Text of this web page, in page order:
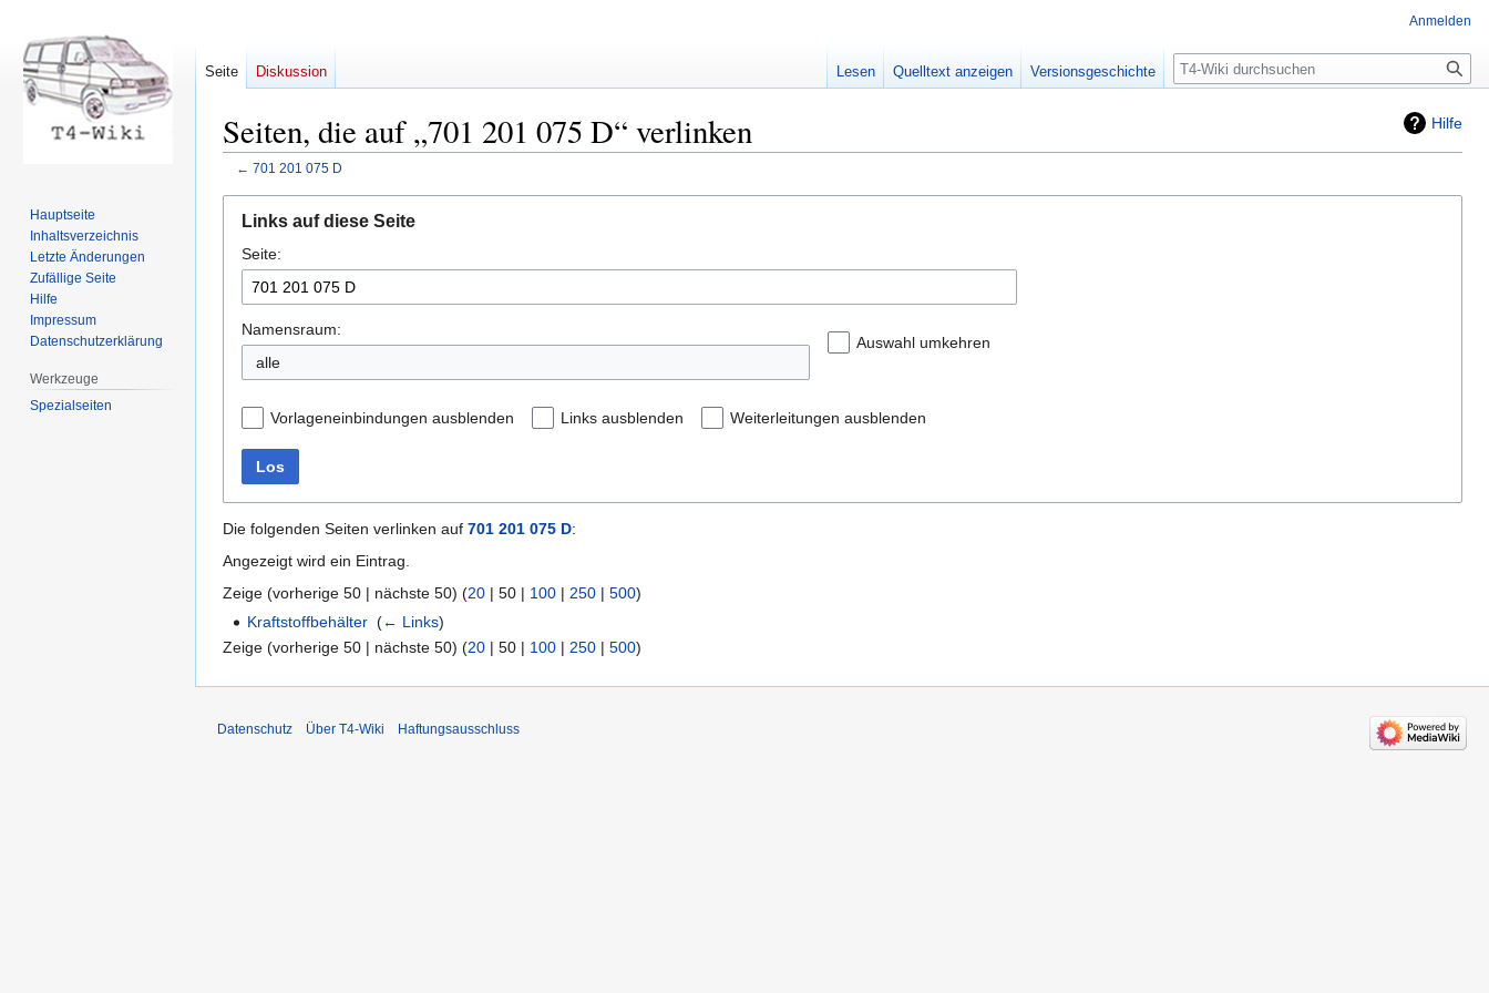
Hilfe
Seiten, die auf „701 201 075 D“ verlinken
← 701 201 075 D
Navigation
springen
Suche
springen
Links auf diese Seite
Seite:
Namensraum:
Auswahl umkehren
Vorlageneinbindungen ausblenden Links ausblenden Weiterleitungen ausblenden
Los
Die folgenden Seiten verlinken auf 701 201 075 D:
Angezeigt wird ein Eintrag.
Zeige (vorherige 50 | nächste 50) (20 | 50 | 100 | 250 | 500)
Kraftstoffbehälter ‎(← Links)
Zeige (vorherige 50 | nächste 50) (20 | 50 | 100 | 250 | 500)
Anmelden
Seite Diskussion Lesen Quelltext anzeigen Versionsgeschichte Suche
Hauptseite
Inhaltsverzeichnis
Letzte Änderungen
Zufällige Seite
Hilfe
Impressum
Datenschutzerklärung
Werkzeuge
Spezialseiten
Datenschutz Über T4-Wiki Haftungsausschluss